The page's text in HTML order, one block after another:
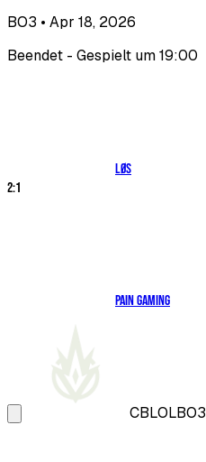
BO3 • Apr 18, 2026
Beendet - Gespielt um 19:00
LØS
2:1
paiN Gaming
CBLOLBO3